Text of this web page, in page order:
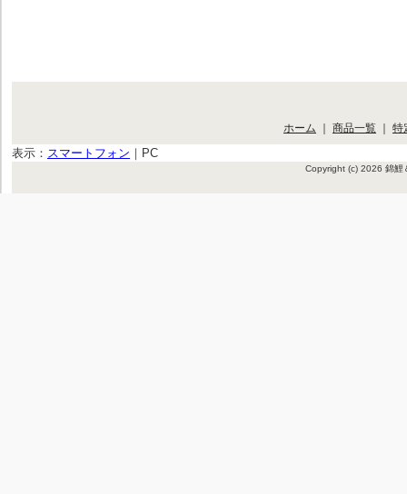
ホーム ｜ 商品一覧 ｜ 特
表示： スマートフォン ｜ PC
Copyright (c) 2026 錦鯉